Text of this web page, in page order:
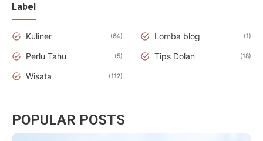
Label
Kuliner 64 Lomba blog 1
Perlu Tahu 5 Tips Dolan 18
Wisata 112
POPULAR POSTS